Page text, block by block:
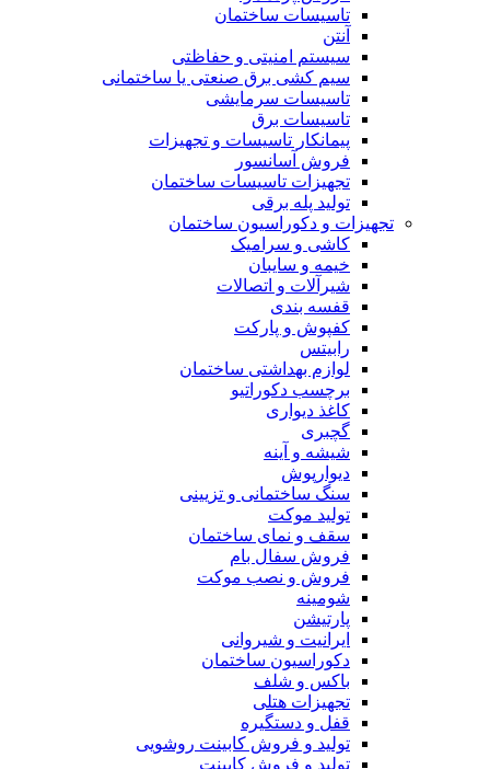
تاسیسات ساختمان
آنتن
سیستم امنیتی و حفاظتی
سیم کشی برق صنعتی یا ساختمانی
تاسیسات سرمایشی
تاسیسات برق
پیمانکار تاسیسات و تجهیزات
فروش آسانسور
تجهیزات تاسیسات ساختمان
تولید پله برقی
تجهیزات و دکوراسیون ساختمان
کاشی و سرامیک
خیمه و سایبان
شیرآلات و اتصالات
قفسه بندی
کفپوش و پارکت
رابیتس
لوازم بهداشتی ساختمان
برچسب دکوراتیو
کاغذ دیواری
گچبری
شیشه و آینه
دیوارپوش
سنگ ساختمانی و تزیینی
تولید موکت
سقف و نمای ساختمان
فروش سفال بام
فروش و نصب موکت
شومینه
پارتیشن
ایرانیت و شیروانی
دکوراسیون ساختمان
باکس و شلف
تجهیزات هتلی
قفل و دستگیره
تولید و فروش کابینت روشویی
تولید و فروش کابینت